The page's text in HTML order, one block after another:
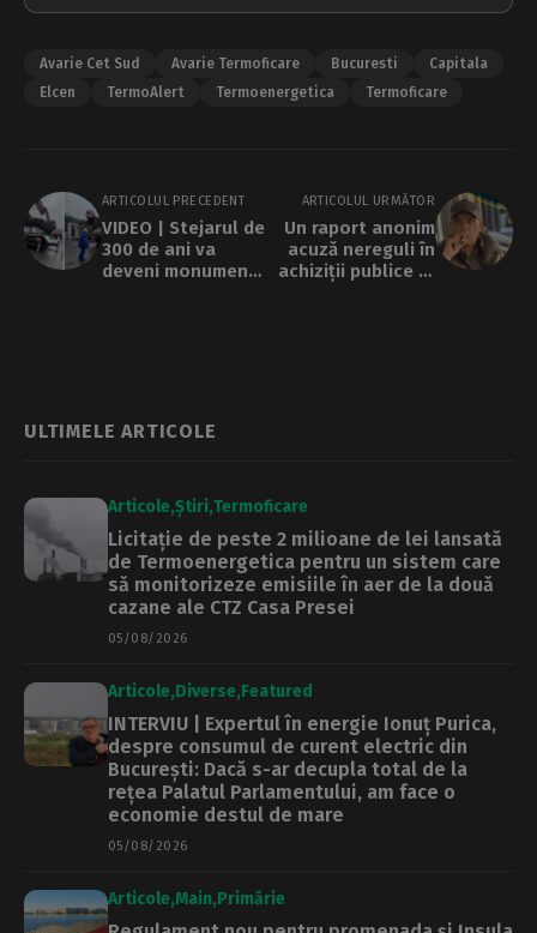
Avarie Cet Sud Avarie Termoficare Bucuresti
Capitala
Elcen
TermoAlert Termoenergetica Termoficare
ARTICOLUL PRECEDENT
VIDEO | Stejarul de
300 de ani va
deveni monument
ARTICOLUL URMĂTOR
Un raport anonim
acuză nereguli în
achiziții publice la
ULTIMELE ARTICOLE
Articole Știri Termoficare
Licitație de peste 2 milioane de lei lansată
de Termoenergetica pentru un sistem care
să monitorizeze emisiile în aer de la două
cazane ale CTZ Casa Presei
05/08/2026
Articole Diverse Featured
INTERVIU | Expertul în energie Ionuț Purica,
despre consumul de curent electric din
București: Dacă s-ar decupla total de la
rețea Palatul Parlamentului, am face o
economie destul de mare
05/08/2026
Articole Main Primărie